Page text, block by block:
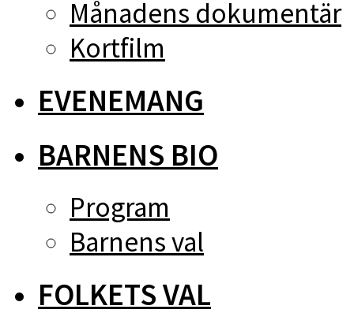
Månadens dokumentär
Kortfilm
EVENEMANG
BARNENS BIO
Program
Barnens val
FOLKETS VAL